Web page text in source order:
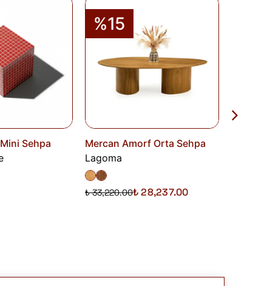
Sehpa
%15
Mercan Amorf Orta Sehpa
Lagoma
₺ 33,220.00₺ 28,237.00